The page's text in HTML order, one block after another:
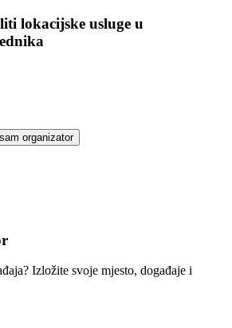
lokacijske usluge u
organizator
Izložite svoje mjesto, događaje i